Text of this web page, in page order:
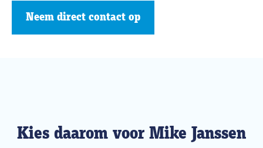
Neem direct contact op
Kies daarom voor Mike Janssen